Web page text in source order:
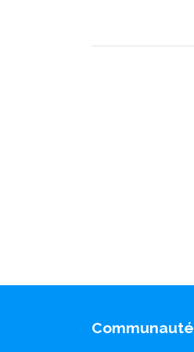
Communauté